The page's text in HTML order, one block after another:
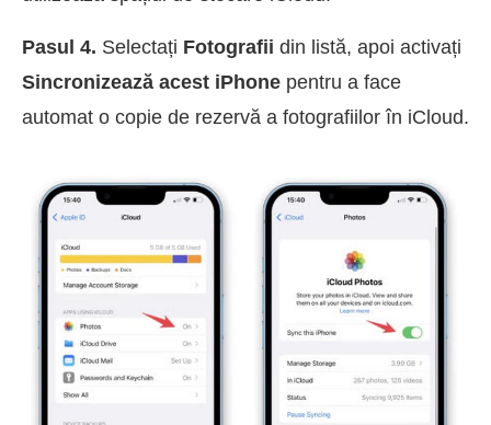
Pasul 4. Selectați Fotografii din listă, apoi activați
Sincronizează acest iPhone pentru a face
automat o copie de rezervă a fotografiilor în iCloud.